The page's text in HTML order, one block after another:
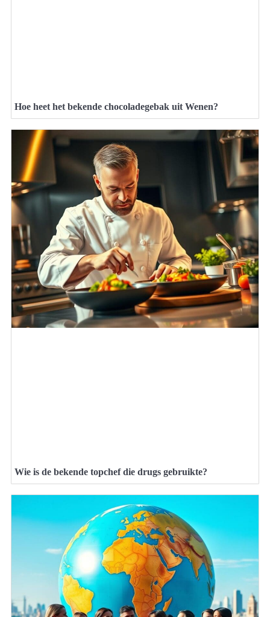
Hoe heet het bekende chocoladegebak uit Wenen?
Wie is de bekende topchef die drugs gebruikte?